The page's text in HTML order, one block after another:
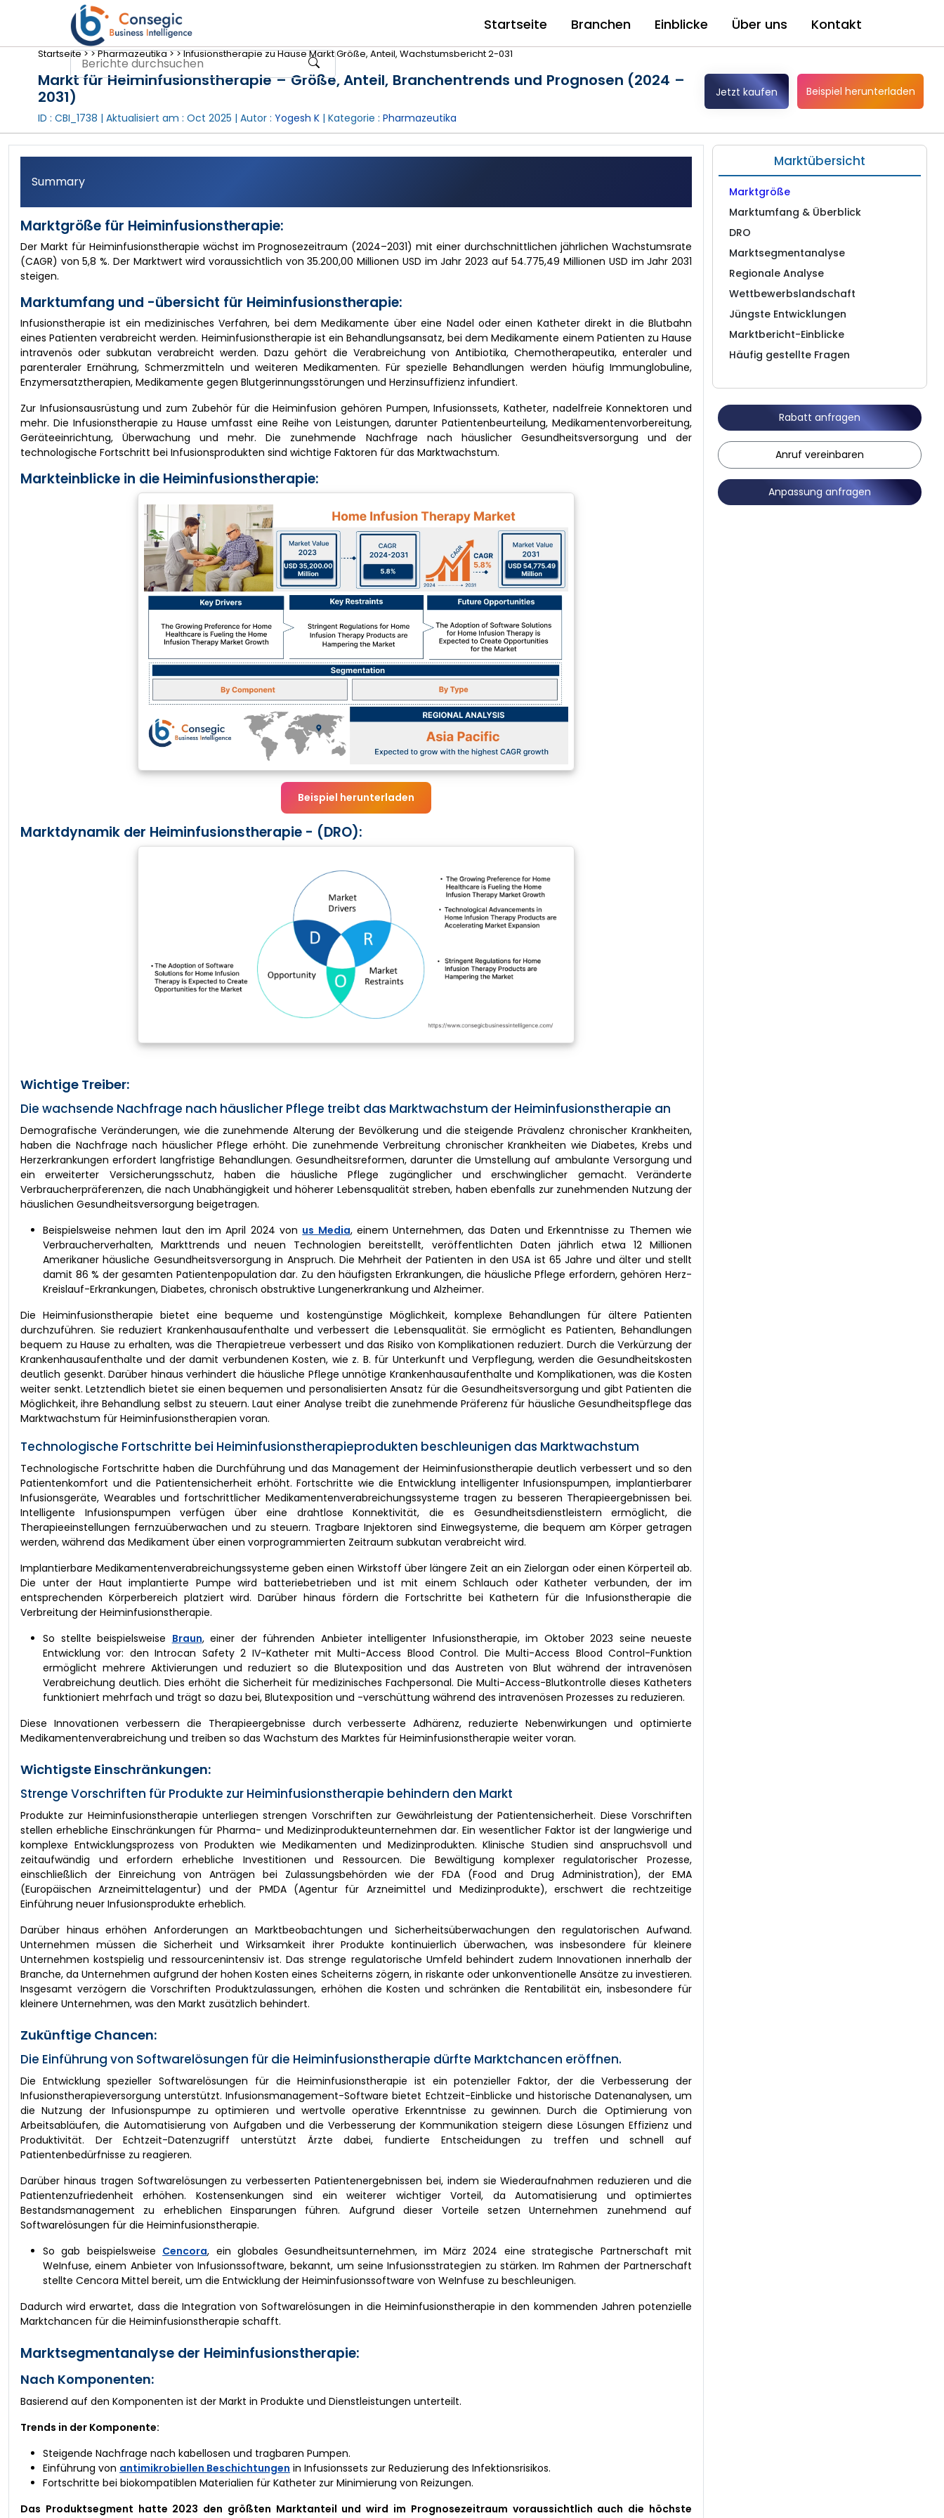
Startseite Branchen Einblicke Über uns Kontakt
Startseite >>Pharmazeutika >>Infusionstherapie zu Hause Markt Größe, Anteil, Wachstumsbericht 2-031
Markt für Heiminfusionstherapie – Größe, Anteil, Branchentrends und Prognosen (2024 –
2031)
ID : CBI_1738 | Aktualisiert am : Oct 2025 | Autor : Yogesh K| Kategorie : Pharmazeutika
Jetzt kaufen Beispiel herunterladen
Summary
Marktgröße für Heiminfusionstherapie:
Der Markt für Heiminfusionstherapie wächst im Prognosezeitraum (2024–2031) mit einer durchschnittlichen jährlichen Wachstumsrate
(CAGR) von 5,8 %. Der Marktwert wird voraussichtlich von 35.200,00 Millionen USD im Jahr 2023 auf 54.775,49 Millionen USD im Jahr 2031
steigen.
Marktumfang und -übersicht für Heiminfusionstherapie:
Infusionstherapie ist ein medizinisches Verfahren, bei dem Medikamente über eine Nadel oder einen Katheter direkt in die Blutbahn
eines Patienten verabreicht werden. Heiminfusionstherapie ist ein Behandlungsansatz, bei dem Medikamente einem Patienten zu Hause
intravenös oder subkutan verabreicht werden. Dazu gehört die Verabreichung von Antibiotika, Chemotherapeutika, enteraler und
parenteraler Ernährung, Schmerzmitteln und weiteren Medikamenten. Für spezielle Behandlungen werden häufig Immunglobuline,
Enzymersatztherapien, Medikamente gegen Blutgerinnungsstörungen und Herzinsuffizienz infundiert.
Zur Infusionsausrüstung und zum Zubehör für die Heiminfusion gehören Pumpen, Infusionssets, Katheter, nadelfreie Konnektoren und
mehr. Die Infusionstherapie zu Hause umfasst eine Reihe von Leistungen, darunter Patientenbeurteilung, Medikamentenvorbereitung,
Geräteeinrichtung, Überwachung und mehr. Die zunehmende Nachfrage nach häuslicher Gesundheitsversorgung und der
technologische Fortschritt bei Infusionsprodukten sind wichtige Faktoren für das Marktwachstum.
Markteinblicke in die Heiminfusionstherapie:
Beispiel herunterladen
Marktdynamik der Heiminfusionstherapie - (DRO):
Wichtige Treiber:
Die wachsende Nachfrage nach häuslicher Pflege treibt das Marktwachstum der Heiminfusionstherapie an
Demografische Veränderungen, wie die zunehmende Alterung der Bevölkerung und die steigende Prävalenz chronischer Krankheiten,
haben die Nachfrage nach häuslicher Pflege erhöht. Die zunehmende Verbreitung chronischer Krankheiten wie Diabetes, Krebs und
Herzerkrankungen erfordert langfristige Behandlungen. Gesundheitsreformen, darunter die Umstellung auf ambulante Versorgung und
ein erweiterter Versicherungsschutz, haben die häusliche Pflege zugänglicher und erschwinglicher gemacht. Veränderte
Verbraucherpräferenzen, die nach Unabhängigkeit und höherer Lebensqualität streben, haben ebenfalls zur zunehmenden Nutzung der
häuslichen Gesundheitsversorgung beigetragen.
Beispielsweise nehmen laut den im April 2024 von us Media, einem Unternehmen, das Daten und Erkenntnisse zu Themen wie
Verbraucherverhalten, Markttrends und neuen Technologien bereitstellt, veröffentlichten Daten jährlich etwa 12 Millionen
Amerikaner häusliche Gesundheitsversorgung in Anspruch. Die Mehrheit der Patienten in den USA ist 65 Jahre und älter und stellt
damit 86 % der gesamten Patientenpopulation dar. Zu den häufigsten Erkrankungen, die häusliche Pflege erfordern, gehören Herz-
Kreislauf-Erkrankungen, Diabetes, chronisch obstruktive Lungenerkrankung und Alzheimer.
Die Heiminfusionstherapie bietet eine bequeme und kostengünstige Möglichkeit, komplexe Behandlungen für ältere Patienten
durchzuführen. Sie reduziert Krankenhausaufenthalte und verbessert die Lebensqualität. Sie ermöglicht es Patienten, Behandlungen
bequem zu Hause zu erhalten, was die Therapietreue verbessert und das Risiko von Komplikationen reduziert. Durch die Verkürzung der
Krankenhausaufenthalte und der damit verbundenen Kosten, wie z. B. für Unterkunft und Verpflegung, werden die Gesundheitskosten
deutlich gesenkt. Darüber hinaus verhindert die häusliche Pflege unnötige Krankenhausaufenthalte und Komplikationen, was die Kosten
weiter senkt. Letztendlich bietet sie einen bequemen und personalisierten Ansatz für die Gesundheitsversorgung und gibt Patienten die
Möglichkeit, ihre Behandlung selbst zu steuern. Laut einer Analyse treibt die zunehmende Präferenz für häusliche Gesundheitspflege das
Marktwachstum für Heiminfusionstherapien voran.
Technologische Fortschritte bei Heiminfusionstherapieprodukten beschleunigen das Marktwachstum
Technologische Fortschritte haben die Durchführung und das Management der Heiminfusionstherapie deutlich verbessert und so den
Patientenkomfort und die Patientensicherheit erhöht. Fortschritte wie die Entwicklung intelligenter Infusionspumpen, implantierbarer
Infusionsgeräte, Wearables und fortschrittlicher Medikamentenverabreichungssysteme tragen zu besseren Therapieergebnissen bei.
Intelligente Infusionspumpen verfügen über eine drahtlose Konnektivität, die es Gesundheitsdienstleistern ermöglicht, die
Therapieeinstellungen fernzuüberwachen und zu steuern. Tragbare Injektoren sind Einwegsysteme, die bequem am Körper getragen
werden, während das Medikament über einen vorprogrammierten Zeitraum subkutan verabreicht wird.
Implantierbare Medikamentenverabreichungssysteme geben einen Wirkstoff über längere Zeit an ein Zielorgan oder einen Körperteil ab.
Die unter der Haut implantierte Pumpe wird batteriebetrieben und ist mit einem Schlauch oder Katheter verbunden, der im
entsprechenden Körperbereich platziert wird. Darüber hinaus fördern die Fortschritte bei Kathetern für die Infusionstherapie die
Verbreitung der Heiminfusionstherapie.
So stellte beispielsweise Braun, einer der führenden Anbieter intelligenter Infusionstherapie, im Oktober 2023 seine neueste
Entwicklung vor: den Introcan Safety 2 IV-Katheter mit Multi-Access Blood Control. Die Multi-Access Blood Control-Funktion
ermöglicht mehrere Aktivierungen und reduziert so die Blutexposition und das Austreten von Blut während der intravenösen
Verabreichung deutlich. Dies erhöht die Sicherheit für medizinisches Fachpersonal. Die Multi-Access-Blutkontrolle dieses Katheters
funktioniert mehrfach und trägt so dazu bei, Blutexposition und -verschüttung während des intravenösen Prozesses zu reduzieren.
Diese Innovationen verbessern die Therapieergebnisse durch verbesserte Adhärenz, reduzierte Nebenwirkungen und optimierte
Medikamentenverabreichung und treiben so das Wachstum des Marktes für Heiminfusionstherapie weiter voran.
Wichtigste Einschränkungen:
Strenge Vorschriften für Produkte zur Heiminfusionstherapie behindern den Markt
Produkte zur Heiminfusionstherapie unterliegen strengen Vorschriften zur Gewährleistung der Patientensicherheit. Diese Vorschriften
stellen erhebliche Einschränkungen für Pharma- und Medizinprodukteunternehmen dar. Ein wesentlicher Faktor ist der langwierige und
komplexe Entwicklungsprozess von Produkten wie Medikamenten und Medizinprodukten. Klinische Studien sind anspruchsvoll und
zeitaufwändig und erfordern erhebliche Investitionen und Ressourcen. Die Bewältigung komplexer regulatorischer Prozesse,
einschließlich der Einreichung von Anträgen bei Zulassungsbehörden wie der FDA (Food and Drug Administration), der EMA
(Europäischen Arzneimittelagentur) und der PMDA (Agentur für Arzneimittel und Medizinprodukte), erschwert die rechtzeitige
Einführung neuer Infusionsprodukte erheblich.
Darüber hinaus erhöhen Anforderungen an Marktbeobachtungen und Sicherheitsüberwachungen den regulatorischen Aufwand.
Unternehmen müssen die Sicherheit und Wirksamkeit ihrer Produkte kontinuierlich überwachen, was insbesondere für kleinere
Unternehmen kostspielig und ressourcenintensiv ist. Das strenge regulatorische Umfeld behindert zudem Innovationen innerhalb der
Branche, da Unternehmen aufgrund der hohen Kosten eines Scheiterns zögern, in riskante oder unkonventionelle Ansätze zu investieren.
Insgesamt verzögern die Vorschriften Produktzulassungen, erhöhen die Kosten und schränken die Rentabilität ein, insbesondere für
kleinere Unternehmen, was den Markt zusätzlich behindert.
Zukünftige Chancen:
Die Einführung von Softwarelösungen für die Heiminfusionstherapie dürfte Marktchancen eröffnen.
Die Entwicklung spezieller Softwarelösungen für die Heiminfusionstherapie ist ein potenzieller Faktor, der die Verbesserung der
Infusionstherapieversorgung unterstützt. Infusionsmanagement-Software bietet Echtzeit-Einblicke und historische Datenanalysen, um
die Nutzung der Infusionspumpe zu optimieren und wertvolle operative Erkenntnisse zu gewinnen. Durch die Optimierung von
Arbeitsabläufen, die Automatisierung von Aufgaben und die Verbesserung der Kommunikation steigern diese Lösungen Effizienz und
Produktivität. Der Echtzeit-Datenzugriff unterstützt Ärzte dabei, fundierte Entscheidungen zu treffen und schnell auf
Patientenbedürfnisse zu reagieren.
Darüber hinaus tragen Softwarelösungen zu verbesserten Patientenergebnissen bei, indem sie Wiederaufnahmen reduzieren und die
Patientenzufriedenheit erhöhen. Kostensenkungen sind ein weiterer wichtiger Vorteil, da Automatisierung und optimiertes
Bestandsmanagement zu erheblichen Einsparungen führen. Aufgrund dieser Vorteile setzen Unternehmen zunehmend auf
Softwarelösungen für die Heiminfusionstherapie.
So gab beispielsweise Cencora, ein globales Gesundheitsunternehmen, im März 2024 eine strategische Partnerschaft mit
WeInfuse, einem Anbieter von Infusionssoftware, bekannt, um seine Infusionsstrategien zu stärken. Im Rahmen der Partnerschaft
stellte Cencora Mittel bereit, um die Entwicklung der Heiminfusionssoftware von WeInfuse zu beschleunigen.
Dadurch wird erwartet, dass die Integration von Softwarelösungen in die Heiminfusionstherapie in den kommenden Jahren potenzielle
Marktchancen für die Heiminfusionstherapie schafft.
Marktsegmentanalyse der Heiminfusionstherapie:
Nach Komponenten:
Basierend auf den Komponenten ist der Markt in Produkte und Dienstleistungen unterteilt.
Trends in der Komponente:
Steigende Nachfrage nach kabellosen und tragbaren Pumpen.
Einführung von antimikrobiellen Beschichtungen in Infusionssets zur Reduzierung des Infektionsrisikos.
Fortschritte bei biokompatiblen Materialien für Katheter zur Minimierung von Reizungen.
Das Produktsegment hatte 2023 den größten Marktanteil und wird im Prognosezeitraum voraussichtlich auch die höchste
Marktübersicht
Marktgröße
Marktumfang & Überblick
DRO
Marktsegmentanalyse
Regionale Analyse
Wettbewerbslandschaft
Jüngste Entwicklungen
Marktbericht-Einblicke
Häufig gestellte Fragen
Rabatt anfragen
Anruf vereinbaren
Anpassung anfragen